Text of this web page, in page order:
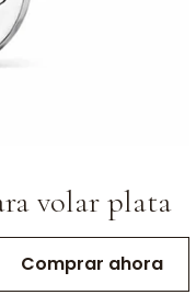
volar plata
Comprar ahora